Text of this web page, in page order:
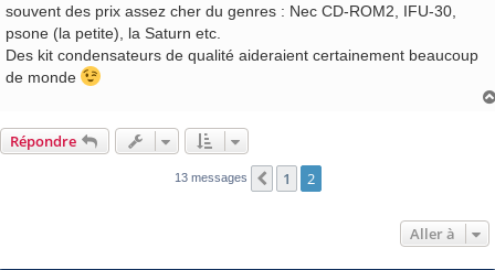
souvent des prix assez cher du genres : Nec CD-ROM2, IFU-30,
psone (la petite), la Saturn etc.
Des kit condensateurs de qualité aideraient certainement beaucoup
de monde
Répondre
13 messages Précédente
1 2
Aller à